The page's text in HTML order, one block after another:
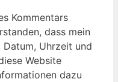
Kommentars
dass mein
Datum, Uhrzeit und
Website
dazu